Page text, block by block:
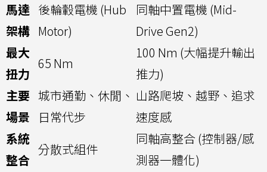
馬達
架構
後輪轂電機 (Hub
Motor)
同軸中置電機 (Mid-
Drive Gen2)
最大
扭力
65 Nm
100 Nm (大幅提升輸出
推力)
主要
場景
城市通勤、休閒、
日常代步
山路爬坡、越野、追求
速度感
系統
整合
分散式組件
同軸高整合 (控制器/感
測器一體化)